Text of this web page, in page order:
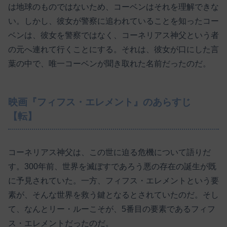
は地球のものではないため、コーベンはそれを理解できな
い。しかし、彼女が警察に追われていることを知ったコー
ベンは、彼女を警察ではなく、コーネリアス神父という者
の元へ連れて行くことにする。それは、彼女が口にした言
葉の中で、唯一コーベンが聞き取れた名前だったのだ。
映画『フィフス・エレメント』のあらすじ
【転】
コーネリアス神父は、この世に迫る危機について語りだ
す。300年前、世界を滅ぼすであろう悪の存在の誕生が既
に予見されていた。一方、フィフス・エレメントという要
素が、そんな世界を救う鍵となるとされていたのだ。そし
て、なんとリー・ルーこそが、5番目の要素であるフィフ
ス・エレメントだったのだ。